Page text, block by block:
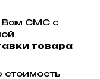
Вам СМС с
товара
стоимость